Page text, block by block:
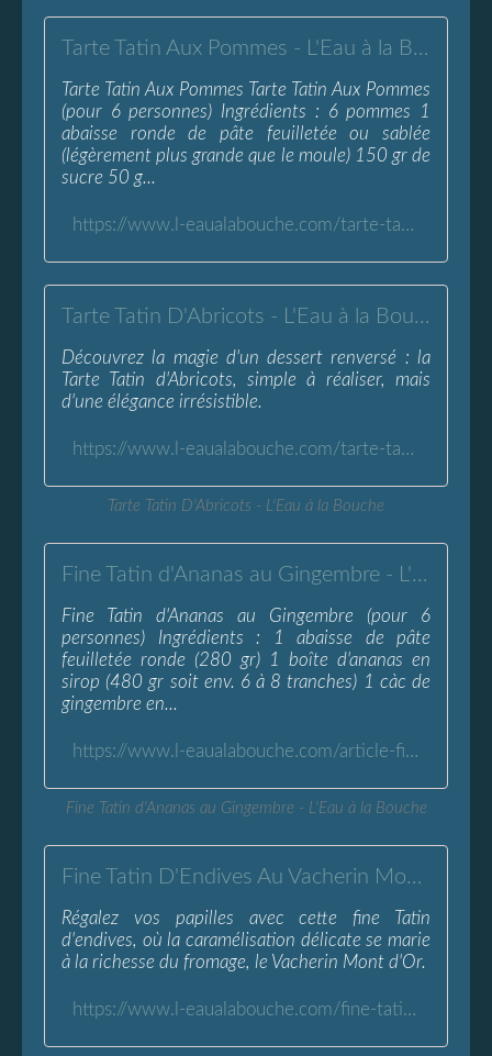
Tarte Tatin Aux Pommes - L'Eau à la Bouche
Tarte Tatin Aux Pommes Tarte Tatin Aux Pommes
(pour 6 personnes) Ingrédients : 6 pommes 1
abaisse ronde de pâte feuilletée ou sablée
(légèrement plus grande que le moule) 150 gr de
sucre 50 g...
https://www.l-eaualabouche.com/tarte-tatin-pommes.html
Tarte Tatin D'Abricots - L'Eau à la Bouche
Découvrez la magie d'un dessert renversé : la
Tarte Tatin d'Abricots, simple à réaliser, mais
d'une élégance irrésistible.
https://www.l-eaualabouche.com/tarte-tatin-d-abricots.html
Tarte Tatin D'Abricots - L'Eau à la Bouche
Fine Tatin d'Ananas au Gingembre - L'Eau à la Bouche
Fine Tatin d'Ananas au Gingembre (pour 6
personnes) Ingrédients : 1 abaisse de pâte
feuilletée ronde (280 gr) 1 boîte d'ananas en
sirop (480 gr soit env. 6 à 8 tranches) 1 càc de
gingembre en...
https://www.l-eaualabouche.com/article-fine-tatin-a-l-ananas-au-gingembre-97290487.html
Fine Tatin d'Ananas au Gingembre - L'Eau à la Bouche
Fine Tatin D'Endives Au Vacherin Mont D'Or - L'Eau à la Bouche
Régalez vos papilles avec cette fine Tatin
d'endives, où la caramélisation délicate se marie
à la richesse du fromage, le Vacherin Mont d'Or.
https://www.l-eaualabouche.com/fine-tatin-endives-au-vacherin-mont-d-or.html